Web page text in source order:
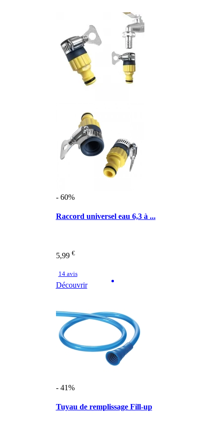
- 60%
Raccord universel eau 6,3 à ...
5,99 €
14 avis
Découvrir
- 41%
Tuyau de remplissage Fill-up